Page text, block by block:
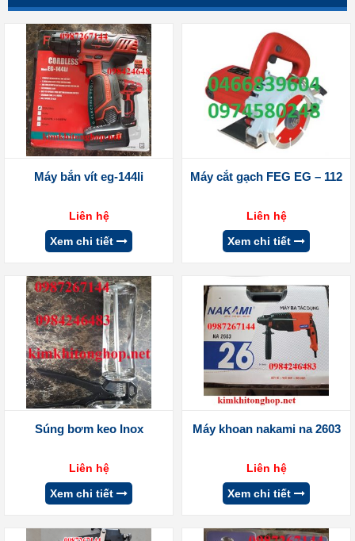
Máy bắn vít eg-144li
Liên hệ
Xem chi tiết
Máy cắt gạch FEG EG – 112
Liên hệ
Xem chi tiết
Súng bơm keo Inox
Liên hệ
Xem chi tiết
Máy khoan nakami na 2603
Liên hệ
Xem chi tiết